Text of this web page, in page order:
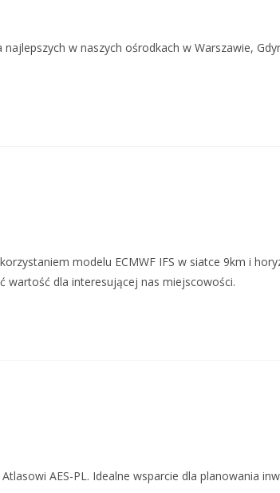
w naszych ośrodkach w Warszawie,
modelu ECMWF IFS w siatce 9km i
wartość dla interesującej nas miejscowości.
AES-PL. Idealne wsparcie dla planowania